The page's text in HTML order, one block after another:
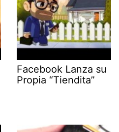
Facebook Lanza su
Propia “Tiendita”